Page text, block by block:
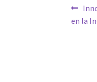
de
en la